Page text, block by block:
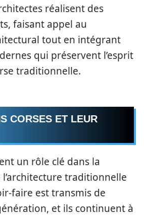
réalisent des
faisant appel au
tout en intégrant
qui préservent l’esprit
traditionnelle.
CORSES ET LEUR
un rôle clé dans la
traditionnelle
faire est transmis de
et ils continuent à